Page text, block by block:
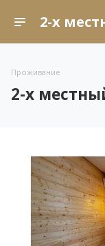
Проживание
2-х